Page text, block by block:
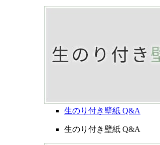
生のり付き壁紙 Q&A
生のり付き壁紙 Q&A